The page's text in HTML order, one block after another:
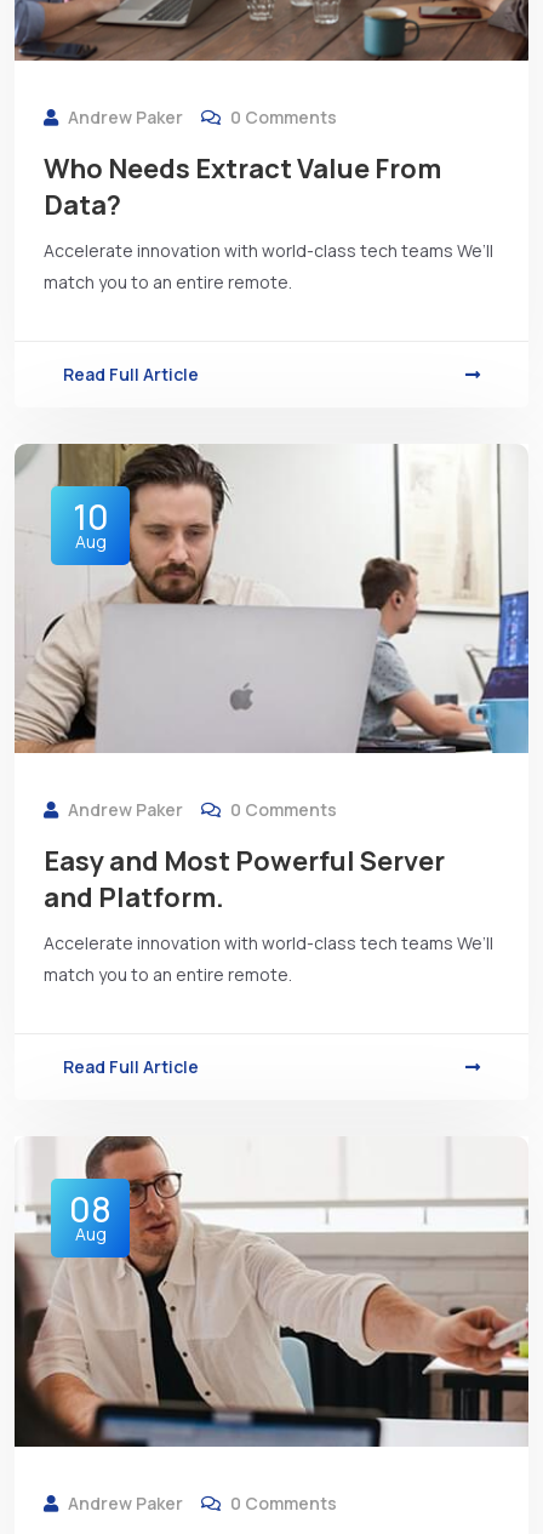
Andrew Paker 0 Comments
Who Needs Extract Value From
Data?
Accelerate innovation with world-class tech teams We’ll
match you to an entire remote.
Read Full Article
10
Aug
Andrew Paker 0 Comments
Easy and Most Powerful Server
and Platform.
Accelerate innovation with world-class tech teams We’ll
match you to an entire remote.
Read Full Article
08
Aug
Andrew Paker 0 Comments